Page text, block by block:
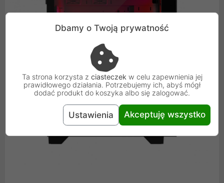
Dbamy o Twoją prywatność
Ta strona korzysta z ciasteczekw celu zapewnienia jej
prawidłowego działania. Potrzebujemy ich, abyś mógł
dodać produkt do koszyka albo się zalogować.
Ustawienia Akceptuję wszystko